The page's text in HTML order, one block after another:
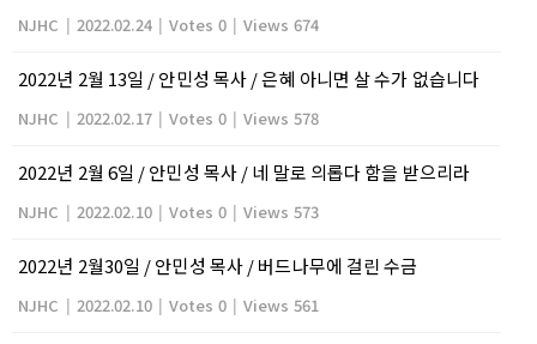
NJHC | 2022.02.24 | Votes 0 | Views 674
2022년 2월 13일 / 안민성 목사 / 은혜 아니면 살 수가 없습니다
NJHC | 2022.02.17 | Votes 0 | Views 578
2022년 2월 6일 / 안민성 목사 / 네 말로 의롭다 함을 받으리라
NJHC | 2022.02.10 | Votes 0 | Views 573
2022년 2월30일 / 안민성 목사 / 버드나무에 걸린 수금
NJHC | 2022.02.10 | Votes 0 | Views 561